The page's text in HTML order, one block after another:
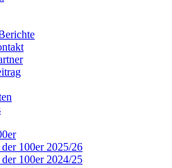
100er 2025/26
100er 2024/25